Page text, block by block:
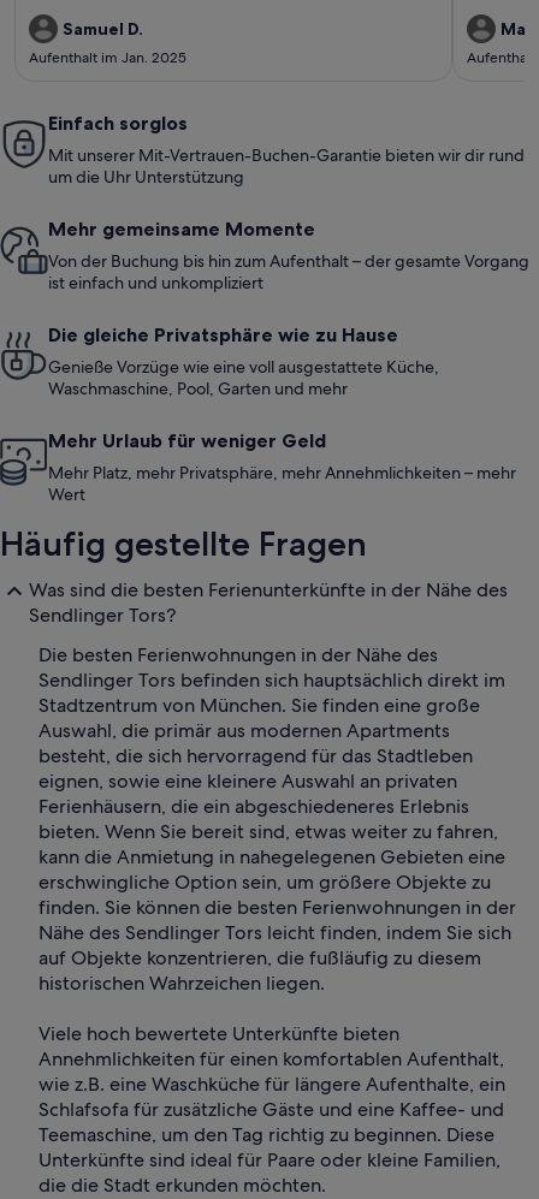
Samuel D.
Aufenthalt im Jan. 2025
Einfach sorglos
Mit unserer Mit-Vertrauen-Buchen-Garantie bieten wir dir rund
um die Uhr Unterstützung
Mehr gemeinsame Momente
Von der Buchung bis hin zum Aufenthalt – der gesamte Vorgang
ist einfach und unkompliziert
Die gleiche Privatsphäre wie zu Hause
Genieße Vorzüge wie eine voll ausgestattete Küche,
Waschmaschine, Pool, Garten und mehr
Mehr Urlaub für weniger Geld
Mehr Platz, mehr Privatsphäre, mehr Annehmlichkeiten – mehr
Wert
Häufig gestellte Fragen
Was sind die besten Ferienunterkünfte in der Nähe des
Sendlinger Tors?
Die besten Ferienwohnungen in der Nähe des
Sendlinger Tors befinden sich hauptsächlich direkt im
Stadtzentrum von München. Sie finden eine große
Auswahl, die primär aus modernen Apartments
besteht, die sich hervorragend für das Stadtleben
eignen, sowie eine kleinere Auswahl an privaten
Ferienhäusern, die ein abgeschiedeneres Erlebnis
bieten. Wenn Sie bereit sind, etwas weiter zu fahren,
kann die Anmietung in nahegelegenen Gebieten eine
erschwingliche Option sein, um größere Objekte zu
finden. Sie können die besten Ferienwohnungen in der
Nähe des Sendlinger Tors leicht finden, indem Sie sich
auf Objekte konzentrieren, die fußläufig zu diesem
historischen Wahrzeichen liegen.
Viele hoch bewertete Unterkünfte bieten
Annehmlichkeiten für einen komfortablen Aufenthalt,
wie z.B. eine Waschküche für längere Aufenthalte, ein
Schlafsofa für zusätzliche Gäste und eine Kaffee- und
Teemaschine, um den Tag richtig zu beginnen. Diese
Unterkünfte sind ideal für Paare oder kleine Familien,
die die Stadt erkunden möchten.